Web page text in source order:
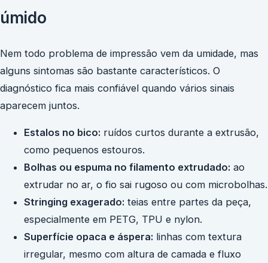
úmido
Nem todo problema de impressão vem da umidade, mas
alguns sintomas são bastante característicos. O
diagnóstico fica mais confiável quando vários sinais
aparecem juntos.
Estalos no bico: ruídos curtos durante a extrusão,
como pequenos estouros.
Bolhas ou espuma no filamento extrudado: ao
extrudar no ar, o fio sai rugoso ou com microbolhas.
Stringing exagerado: teias entre partes da peça,
especialmente em PETG, TPU e nylon.
Superfície opaca e áspera: linhas com textura
irregular, mesmo com altura de camada e fluxo